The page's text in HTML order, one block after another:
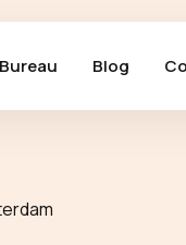
Bureau Blog